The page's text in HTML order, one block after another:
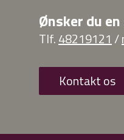
Ønsker du
Tlf.48219121 /
Kontakt os